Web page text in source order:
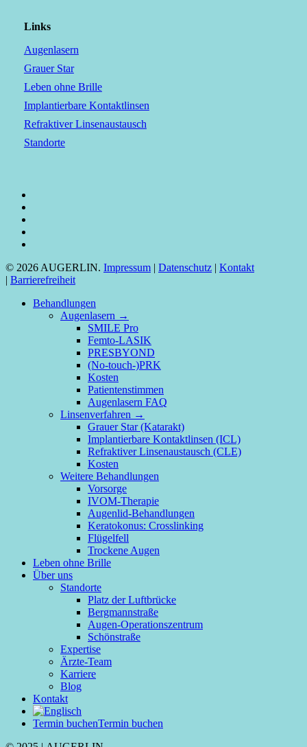
Links
Augenlasern
Grauer Star
Leben ohne Brille
Implantierbare Kontaktlinsen
Refraktiver Linsenaustausch
Standorte
© 2026 AUGERLIN. Impressum | Datenschutz | Kontakt
| Barrierefreiheit
Close
Behandlungen
Augenlasern →
SMILE Pro
Femto-LASIK
PRESBYOND
(No-touch-)PRK
Kosten
Patientenstimmen
Augenlasern FAQ
Linsenverfahren →
Grauer Star (Katarakt)
Implantierbare Kontaktlinsen (ICL)
Refraktiver Linsenaustausch (CLE)
Kosten
Weitere Behandlungen
Vorsorge
IVOM-Therapie
Augenlid-Behandlungen
Keratokonus: Crosslinking
Flügelfell
Trockene Augen
Leben ohne Brille
Über uns
Standorte
Platz der Luftbrücke
Bergmannstraße
Augen-Operationszentrum
Schönstraße
Expertise
Ärzte-Team
Karriere
Blog
Kontakt
Termin buchenTermin buchen